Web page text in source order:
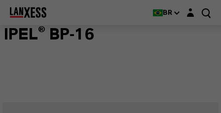
BR Login layer
IPEL® BP-16